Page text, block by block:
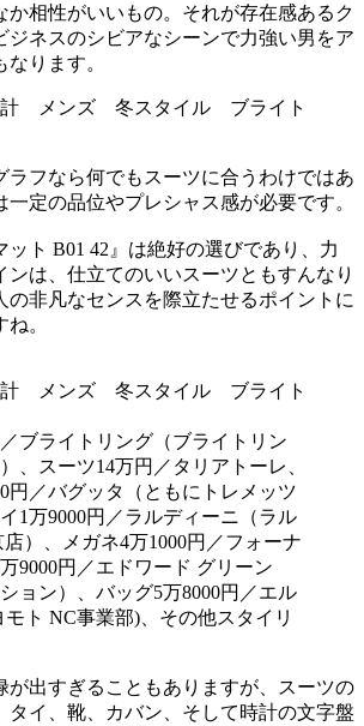
か相性がいいもの。それが存在感あるク
ジネスのシビアなシーンで力強い男をア
ります。
ラフなら何でもスーツに合うわけではあ
一定の品位やプレシャス感が必要です。
ット B01 42』は絶好の選びであり、力
ンは、仕立てのいいスーツともすんなり
の非凡なセンスを際立たせるポイントに
。
ブライトリング（ブライトリン
、スーツ14万円／タリアトーレ、
円／バグッタ（ともにトレメッツ
1万9000円／ラルディーニ（ラル
）、メガネ4万1000円／フォーナ
9000円／エドワード グリーン
ション）、バッグ5万8000円／エル
モト NC事業部)、その他スタイリ
が出すぎることもありますが、スーツの
タイ、靴、カバン、そして時計の文字盤